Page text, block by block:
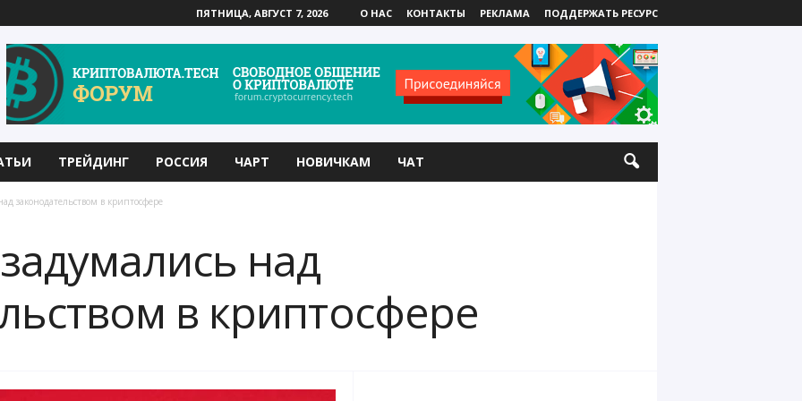
ПЯТНИЦА, АВГУСТ 7, 2026 О НАС КОНТАКТЫ РЕКЛАМА ПОДДЕРЖАТЬ РЕСУРС
ТРЕЙДИНГ РОССИЯ ЧАРТ НОВИЧКАМ ЧАТ
законодательством в криптосфере
над
в криптосфере